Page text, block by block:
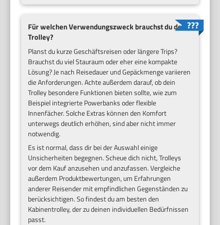
Für welchen Verwendungszweck brauchst du den
Trolley?
Planst du kurze Geschäftsreisen oder längere Trips?
Brauchst du viel Stauraum oder eher eine kompakte
Lösung? Je nach Reisedauer und Gepäckmenge variieren
die Anforderungen. Achte außerdem darauf, ob dein
Trolley besondere Funktionen bieten sollte, wie zum
Beispiel integrierte Powerbanks oder flexible
Innenfächer. Solche Extras können den Komfort
unterwegs deutlich erhöhen, sind aber nicht immer
notwendig.
Es ist normal, dass dir bei der Auswahl einige
Unsicherheiten begegnen. Scheue dich nicht, Trolleys
vor dem Kauf anzusehen und anzufassen. Vergleiche
außerdem Produktbewertungen, um Erfahrungen
anderer Reisender mit empfindlichen Gegenständen zu
berücksichtigen. So findest du am besten den
Kabinentrolley, der zu deinen individuellen Bedürfnissen
passt.